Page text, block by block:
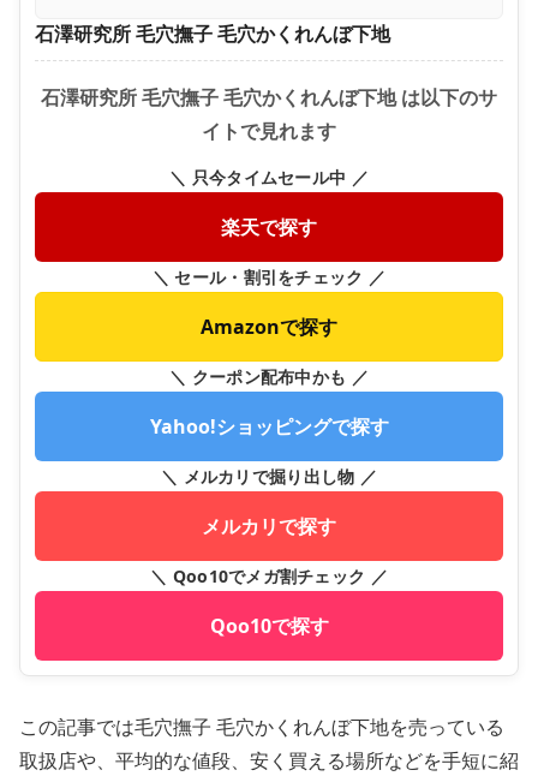
石澤研究所 毛穴撫子 毛穴かくれんぼ下地
石澤研究所 毛穴撫子 毛穴かくれんぼ下地 は以下のサ
イトで見れます
＼ 只今タイムセール中 ／
楽天で探す
＼ セール・割引をチェック ／
Amazonで探す
＼ クーポン配布中かも ／
Yahoo!ショッピングで探す
＼ メルカリで掘り出し物 ／
メルカリで探す
＼ Qoo10でメガ割チェック ／
Qoo10で探す
この記事では毛穴撫子 毛穴かくれんぼ下地を売っている
取扱店や、平均的な値段、安く買える場所などを手短に紹